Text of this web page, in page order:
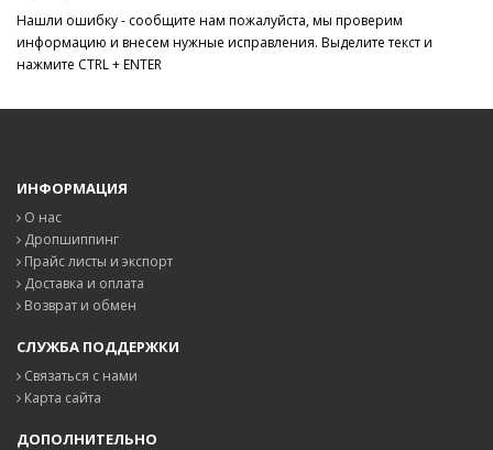
Нашли ошибку - сообщите нам пожалуйста, мы проверим
информацию и внесем нужные исправления. Выделите текст и
нажмите CTRL + ENTER
ИНФОРМАЦИЯ
О нас
Дропшиппинг
Прайс листы и экспорт
Доставка и оплата
Возврат и обмен
СЛУЖБА ПОДДЕРЖКИ
Связаться с нами
Карта сайта
ДОПОЛНИТЕЛЬНО